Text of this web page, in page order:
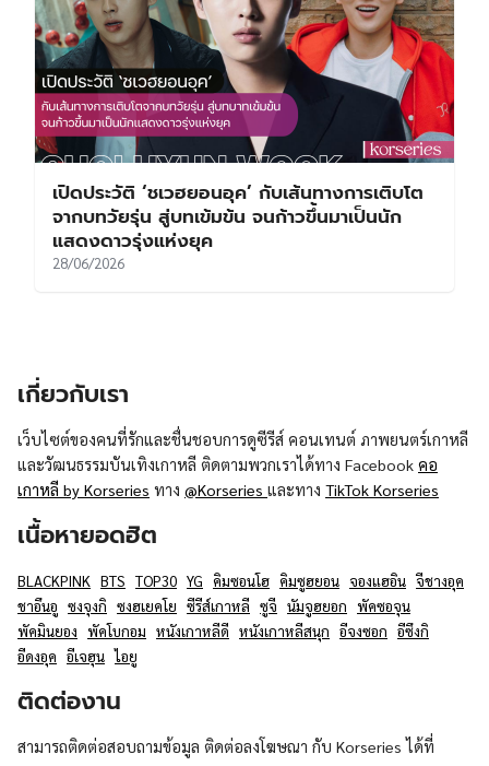
เปิดประวัติ ‘ชเวฮยอนอุค’ กับเส้นทางการเติบโต
จากบทวัยรุ่น สู่บทเข้มข้น จนก้าวขึ้นมาเป็นนัก
แสดงดาวรุ่งแห่งยุค
28/06/2026
เกี่ยวกับเรา
เว็บไซต์ของคนที่รักและชื่นชอบการดูซีรีส์ คอนเทนต์ ภาพยนตร์เกาหลี
และวัฒนธรรมบันเทิงเกาหลี ติดตามพวกเราได้ทาง Facebook คอ
เกาหลี by Korseries ทาง @Korseries และทาง TikTok Korseries
เนื้อหายอดฮิต
BLACKPINK BTS TOP30 YG คิมซอนโฮ คิมซูฮยอน จองแฮอิน จีชางอุค
ชาอึนอู ซงจุงกิ ซงฮเยคโย ซีรีส์เกาหลี ซูจี นัมจูฮยอก พัคซอจุน
พัคมินยอง พัคโบกอม หนังเกาหลีดี หนังเกาหลีสนุก อีจงซอก อีซึงกิ
อีดงอุค อีเจฮุน ไอยู
ติดต่องาน
สามารถติดต่อสอบถามข้อมูล ติดต่อลงโฆษณา กับ Korseries ได้ที่